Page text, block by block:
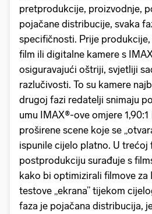
pretprodukcije, proizvodnje,
pojačane distribucije, svaka
specifičnosti. Prije
film ili digitalne kamere s
osiguravajući oštriji, svjetliji
razlučivosti. To su kamere
drugoj fazi redatelji snimaju
umu IMAX®-ove omjere
proširene scene koje se
ispunile cijelo platno. U trećoj
postprodukciju surađuje s
kako bi optimizirali filmove za
testove „ekrana” tijekom
faza je pojačana distribucija,